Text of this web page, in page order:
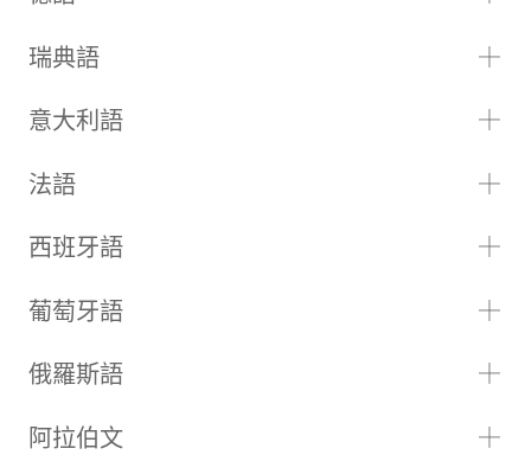
瑞典語
意大利語
法語
西班牙語
葡萄牙語
俄羅斯語
阿拉伯文